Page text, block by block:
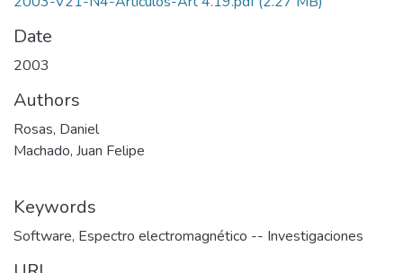
Date
2003
Authors
Rosas, Daniel
Machado, Juan Felipe
Keywords
Software, Espectro electromagnético -- Investigaciones